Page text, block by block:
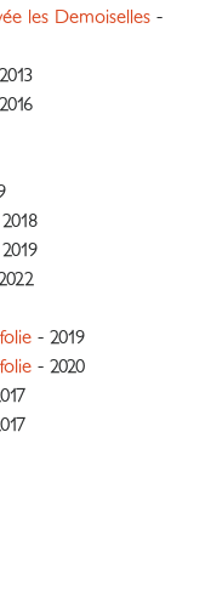
les Demoiselles -
- 2019
- 2020